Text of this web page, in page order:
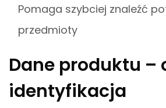
Pomaga szybciej znaleźć
przedmioty
Dane produktu –
identyfikacja